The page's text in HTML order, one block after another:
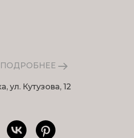
ПОДРОБНЕЕ
ул. Кутузова, 12